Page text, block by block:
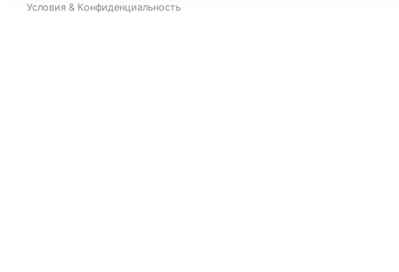
Условия & Конфиденциальность